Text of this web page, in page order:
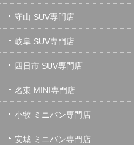
守山 SUV専門店
岐阜 SUV専門店
四日市 SUV専門店
名東 MINI専門店
小牧 ミニバン専門店
安城 ミニバン専門店